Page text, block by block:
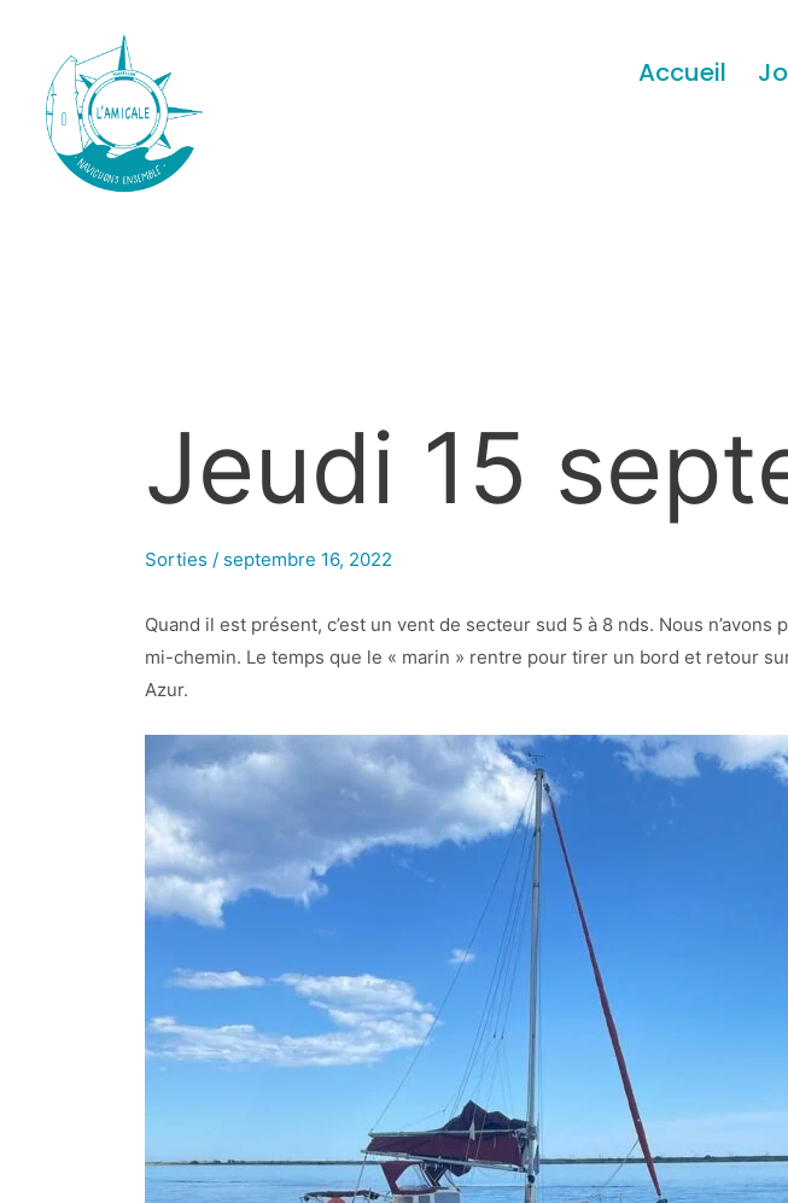
Accueil
Jeudi 15
Sorties / septembre 16, 2022
Quand il est présent, c’est un vent de secteur sud 5 à 8 nds. Nous
mi-chemin. Le temps que le « marin » rentre pour tirer un bord et retour
Azur.